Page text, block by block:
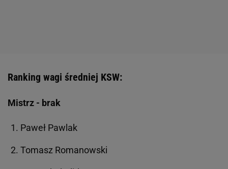
Ranking wagi średniej KSW:
Mistrz - brak
Paweł Pawlak
Tomasz Romanowski